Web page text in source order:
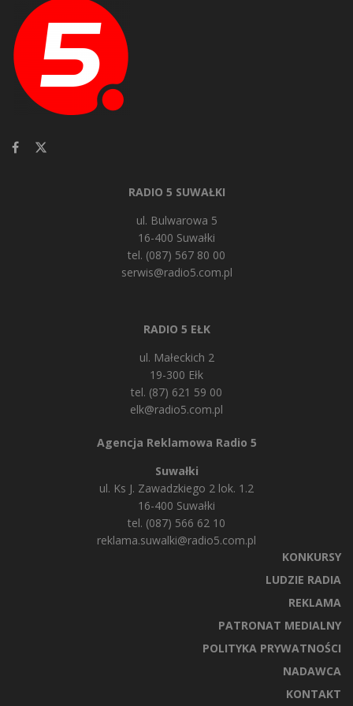
RADIO 5 SUWAŁKI
ul. Bulwarowa 5
16-400 Suwałki
tel. (087) 567 80 00
serwis@radio5.com.pl
RADIO 5 EŁK
ul. Małeckich 2
19-300 Ełk
tel. (87) 621 59 00
elk@radio5.com.pl
Agencja Reklamowa Radio 5
Suwałki
ul. Ks J. Zawadzkiego 2 lok. 1.2
16-400 Suwałki
tel. (087) 566 62 10
reklama.suwalki@radio5.com.pl
KONKURSY
LUDZIE RADIA
REKLAMA
PATRONAT MEDIALNY
POLITYKA PRYWATNOŚCI
NADAWCA
KONTAKT